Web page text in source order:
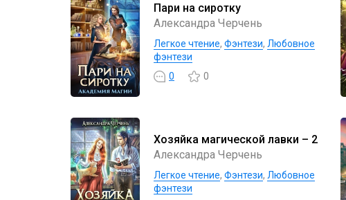
Пари на сиротку
Александра Черчень
Легкое чтение, Фэнтези, Любовное
фэнтези
0
0
Хозяйка магической лавки – 2
Александра Черчень
Легкое чтение, Фэнтези, Любовное
фэнтези